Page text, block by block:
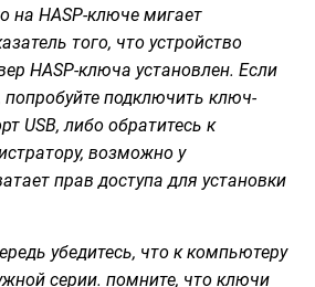
на HASP-ключе мигает
того, что устройство
HASP-ключа установлен. Если
попробуйте подключить ключ-
USB, либо обратитесь к
возможно у
прав доступа для установки
убедитесь, что к компьютеру
серии. помните, что ключи